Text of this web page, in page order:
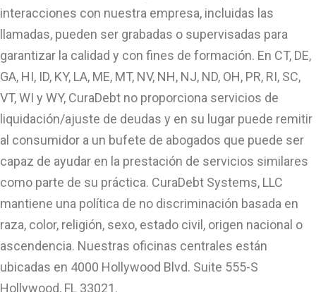
interacciones con nuestra empresa, incluidas las
llamadas, pueden ser grabadas o supervisadas para
garantizar la calidad y con fines de formación. En CT, DE,
GA, HI, ID, KY, LA, ME, MT, NV, NH, NJ, ND, OH, PR, RI, SC,
VT, WI y WY, CuraDebt no proporciona servicios de
liquidación/ajuste de deudas y en su lugar puede remitir
al consumidor a un bufete de abogados que puede ser
capaz de ayudar en la prestación de servicios similares
como parte de su práctica. CuraDebt Systems, LLC
mantiene una política de no discriminación basada en
raza, color, religión, sexo, estado civil, origen nacional o
ascendencia. Nuestras oficinas centrales están
ubicadas en 4000 Hollywood Blvd. Suite 555-S
Hollywood, FL 33021.